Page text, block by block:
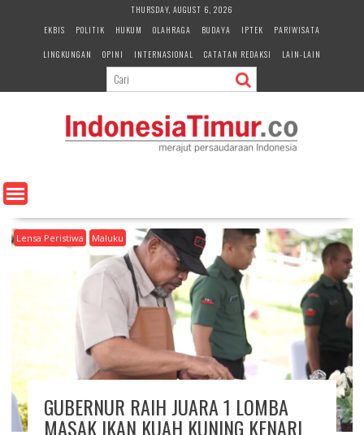
e
n
THURSDAY, AUGUST 6, 2026
EKBIS
POLITIK HUKUM OLAHRAGA BUDAYA IPTEK
PARIWISATA
LINGKUNGAN
OPINI INTERNASIONAL CATATAN REDAKSI LAIN-LAIN
Lensa Peristiwa Maluku
GUBERNUR RAIH JUARA 1 LOMBA
MASAK IKAN KUAH KUNING KENARI